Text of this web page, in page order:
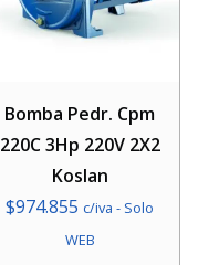
Bomba Pedr. Cpm
220C 3Hp 220V 2X2
Koslan
$974.855 c/iva - Solo
WEB